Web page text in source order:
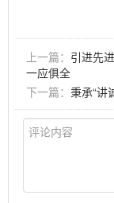
上一篇： 引进先
一应俱全
下一篇： 秉承“讲